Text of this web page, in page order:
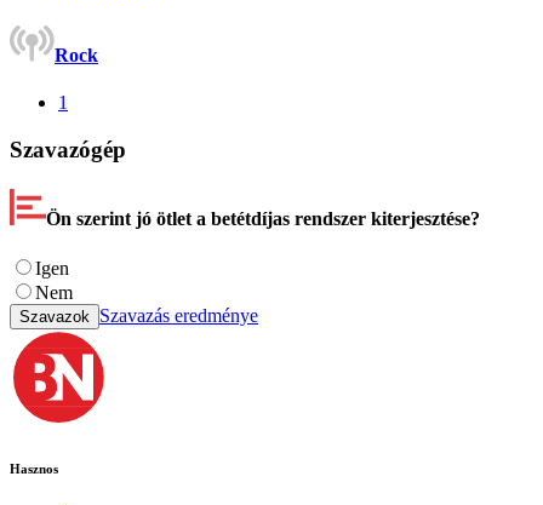
Rock
1
Szavazógép
Ön szerint jó ötlet a betétdíjas rendszer kiterjesztése?
Igen
Nem
Szavazok Szavazás eredménye
Hasznos